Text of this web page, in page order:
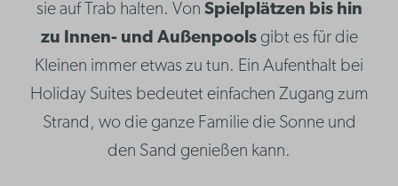
sie auf Trab halten. Von Spielplätzen bis hin
zu Innen- und Außenpoolsgibt es für die
Kleinen immer etwas zu tun. Ein Aufenthalt bei
Holiday Suites bedeutet einfachen Zugang zum
Strand, wo die ganze Familie die Sonne und
den Sand genießen kann.